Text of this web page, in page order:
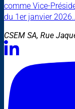
comme Vice-
du 1er janvier
CSEM SA, Rue